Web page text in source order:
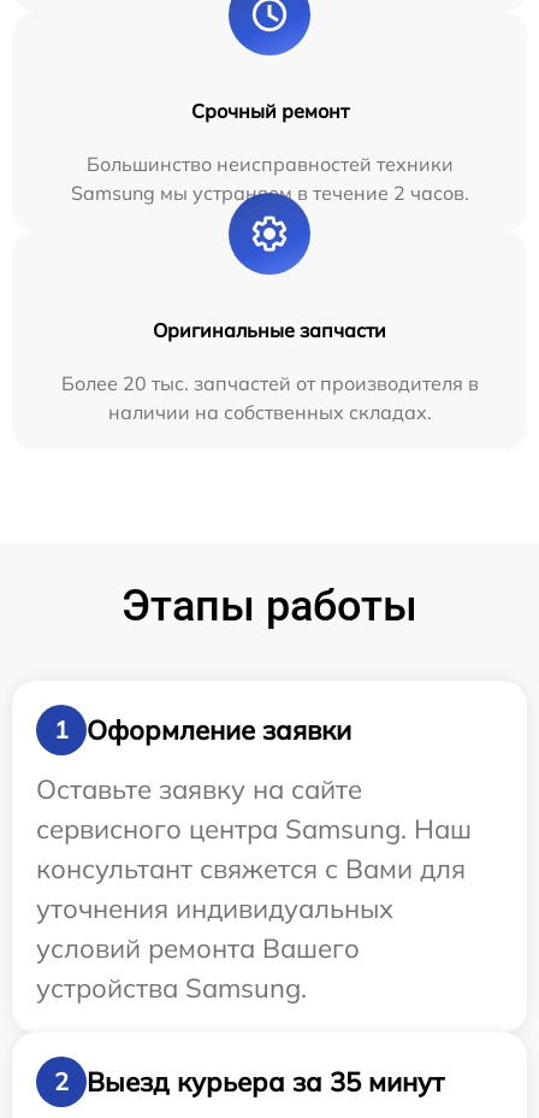
Срочный ремонт
Большинство неисправностей техники
Samsung мы устраняем в течение 2 часов.
Оригинальные запчасти
Более 20 тыс. запчастей от производителя в
наличии на собственных складах.
Этапы работы
1
Оформление заявки
Оставьте заявку на сайте
сервисного центра Samsung. Наш
консультант свяжется с Вами для
уточнения индивидуальных
условий ремонта Вашего
устройства Samsung.
2 Выезд курьера за 35 минут